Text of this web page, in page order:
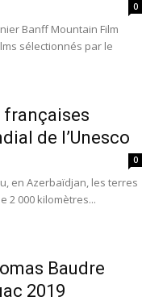
0
Banff Mountain Film
sélectionnés par le
françaises
de l’Unesco
0
en Azerbaïdjan, les terres
2 000 kilomètres...
Baudre
2019